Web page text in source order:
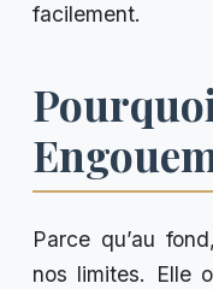
facilement.
Parce qu’au
nos limites. Elle